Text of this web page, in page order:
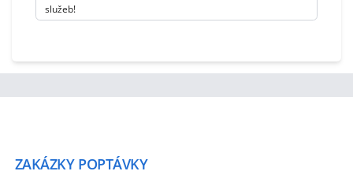
služeb!
ZAKÁZKY POPTÁVKY